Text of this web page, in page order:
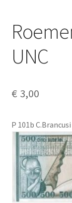
Privacybeleid
UNC
€ 3,00
P 101b